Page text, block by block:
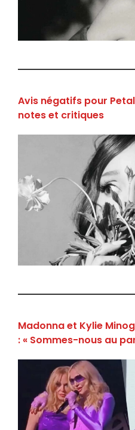
Avis négatifs pour
notes et critiques
Madonna et Kylie
: « Sommes-nous au